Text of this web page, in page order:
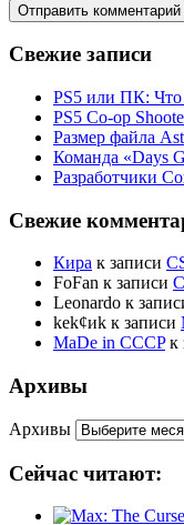
Свежие записи
PS5 или ПК: Что
PS5 Co-op
Размер файла
Команда «Days
Разработчики
Свежие
Кира к записи
FoFan к записи
Leonardo к
kek¢иk к записи
MaDe in CCCPк
Архивы
Архивы
Сейчас читают: